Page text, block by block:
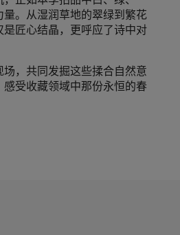
。从湿润草地的翠绿到繁花
匠心结晶，更呼应了诗中对
，共同发掘这些揉合自然意
受收藏领域中那份永恒的春